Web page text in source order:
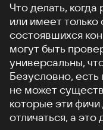
Что делать,
или имеет
состоявшихся
могут быть
универсальны,
Безусловно, есть
не может
которые эти
отличаться, а